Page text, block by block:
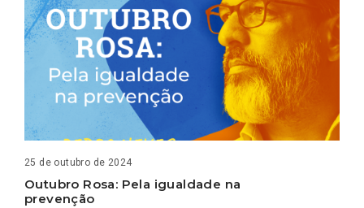
25 de outubro de 2024
Outubro Rosa: Pela igualdade na
prevenção